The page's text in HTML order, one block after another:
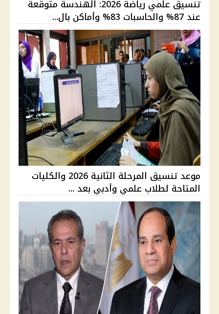
تنسيق علمي رياضة 2026: الهندسة متوقعة
عند 87% والحاسبات 83% وأماكن بال...
موعد تنسيق المرحلة الثانية 2026 والكليات
المتاحة لطلاب علمي وأدبي بعد ...